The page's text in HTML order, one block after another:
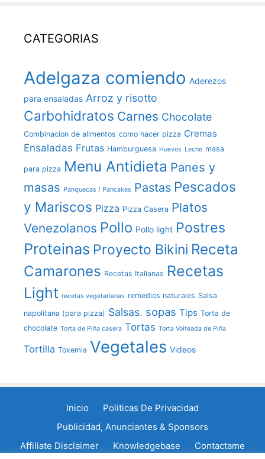
CATEGORIAS
Adelgaza comiendo Aderezos
para ensaladas Arroz y risotto
Carbohidratos Carnes Chocolate
Combinacion de alimentos como hacer pizza Cremas
Ensaladas Frutas Hamburguesa Huevos Leche masa
para pizza Menu Antidieta Panes y
masas Panquecas / Pancakes Pastas Pescados
y Mariscos Pizza Pizza Casera Platos
Venezolanos Pollo Pollo light Postres
Proteinas Proyecto Bikini Receta
Camarones Recetas Italianas Recetas
Light recetas vegetarianas remedios naturales Salsa
napolitana (para pizza) Salsas. sopas Tips Torta de
chocolate Torta de Piña casera Tortas Torta Volteada de Piña
Tortilla Toxemia Vegetales Videos
Inicio
Politicas De Privacidad
Publicidad, Anunciantes & Sponsors
Affiliate Disclaimer
Knowledgebase
Contactame